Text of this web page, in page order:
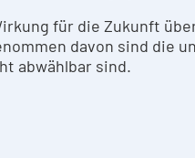
OF USE
für die Zukunft
davon sind
abwählbar sind.